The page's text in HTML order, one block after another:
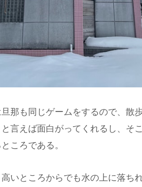
旦那も同じゲームをするので、散
言えば面白がってくれるし、そ
ころである。
高いところからでも水の上に落ち